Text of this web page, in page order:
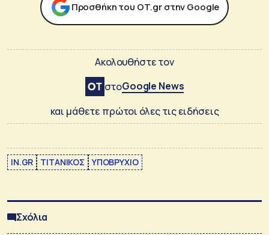
Προσθήκη του ΟΤ.gr στην Google
Ακολουθήστε τον
στοGoogle News
και μάθετε πρώτοι όλες τις ειδήσεις
IN.GR ΤΙΤΑΝΙΚΟΣ ΥΠΟΒΡΥΧΙΟ
Σχόλια